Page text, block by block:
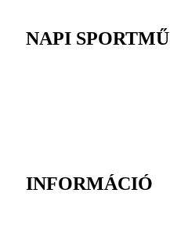
NAPI
INFORMÁCIÓ